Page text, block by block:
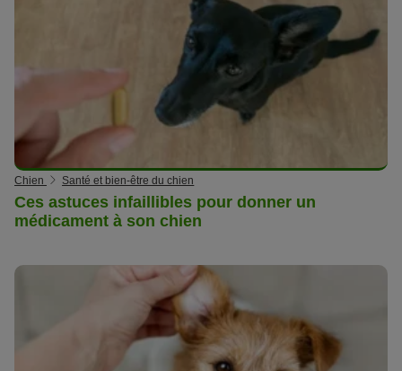
Chien Santé et bien-être du chien
Ces astuces infaillibles pour donner un
médicament à son chien